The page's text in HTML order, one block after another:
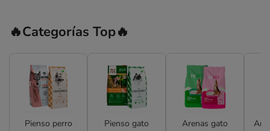
🔥Categorías Top🔥
Pienso perro Pienso gato Arenas gato